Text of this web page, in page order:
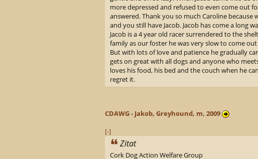
more depressed and refused to even come out
answered. Thank you so much Caroline
and you still have Jacob. Jacob has come a long
Jacob is a 4 year old racer surrendered to the
family as our foster he was very slow to come
But with lots of love and patience he gradually
gets on great with all dogs and anyone who
loves his food, his bed and the couch when he
regret it.
CDAWG - Jakob, Greyhound, m, 2009
[-]
Zitat
Cork Dog Action Welfare Group